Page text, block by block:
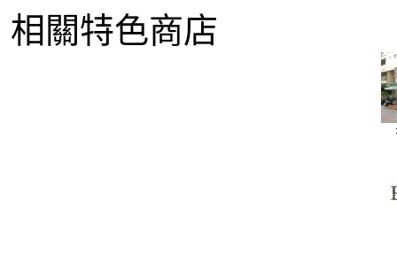
相關特色商店